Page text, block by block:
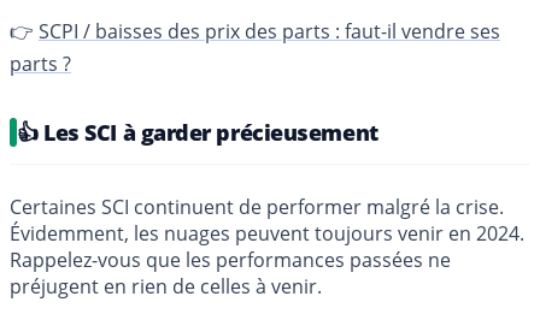
👉 SCPI / baisses des prix des parts : faut-il vendre ses
parts ?
👍 Les SCI à garder précieusement
Certaines SCI continuent de performer malgré la crise.
Évidemment, les nuages peuvent toujours venir en 2024.
Rappelez-vous que les performances passées ne
préjugent en rien de celles à venir.